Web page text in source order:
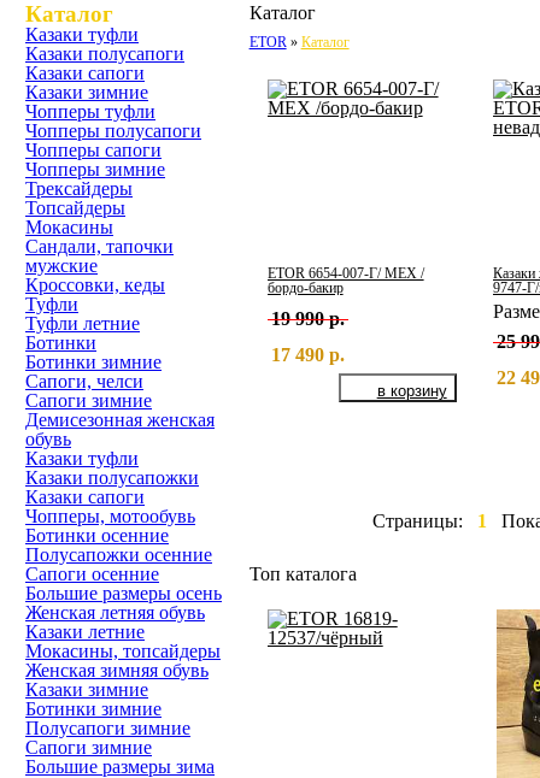
Каталог
Казаки туфли
Казаки полусапоги
Казаки сапоги
Казаки зимние
Чопперы туфли
Чопперы полусапоги
Чопперы сапоги
Чопперы зимние
Трексайдеры
Топсайдеры
Мокасины
Сандали, тапочки
мужские
Кроссовки, кеды
Туфли
Туфли летние
Ботинки
Ботинки зимние
Сапоги, челси
Сапоги зимние
Демисезонная женская
обувь
Казаки туфли
Казаки полусапожки
Казаки сапоги
Чопперы, мотообувь
Ботинки осенние
Полусапожки осенние
Сапоги осенние
Большие размеры осень
Женская летняя обувь
Казаки летние
Мокасины, топсайдеры
Женская зимняя обувь
Казаки зимние
Ботинки зимние
Полусапоги зимние
Сапоги зимние
Большие размеры зима
Каталог
ETOR Каталог
ETOR 6654-007-Г/ МЕХ /
бордо-бакир
19 990 р.
17 490 р.
Казаки
9747-Г/
25
22
Страницы: 1
Топ каталога